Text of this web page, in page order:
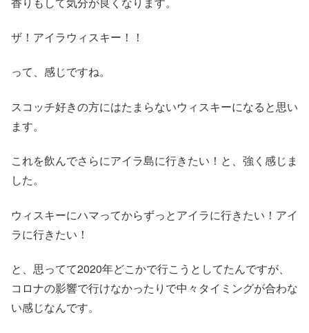
ザ！アイラウィスキー！！
って、感じですね。
スコッチ好きの方にはたまらないウィスキーになると思い
ます。
これを飲んでさらにアイラ島に行きたい！と、強く感じま
した。
ウィスキーにハマってからずっとアイラに行きたい！アイ
ラに行きたい！
と、思ってて2020年どこかで行こうとしてたんですが、
コロナの影響で行けなかったりで中々タイミングが合わな
い感じなんです。